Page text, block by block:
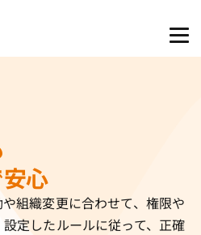
心
組織変更に合わせて、権限や
定したルールに従って、正確